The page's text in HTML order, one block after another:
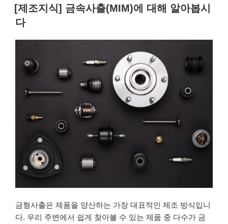
성
일
자
[제조지식] 금속사출(MIM)에 대해 알아봅시
다
금형사출은 제품을 양산하는 가장 대표적인 제조 방식입니
다. 우리 주변에서 쉽게 찾아볼 수 있는 제품 중 다수가 금